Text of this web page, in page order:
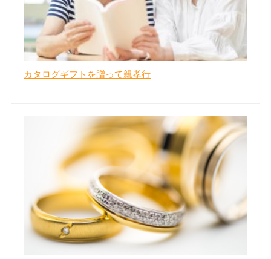
カタログギフトを贈って親孝行